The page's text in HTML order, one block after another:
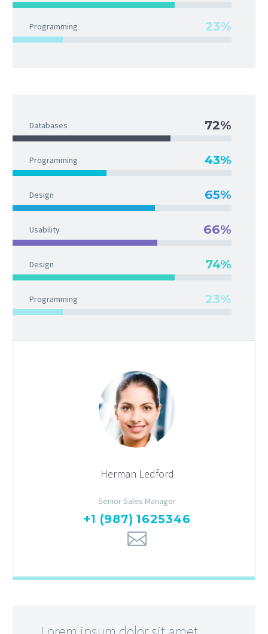
Programming 23%
Databases 72%
Programming 43%
Design 65%
Usability 66%
Design 74%
Programming 23%
Herman Ledford
Senior Sales Manager
+1 (987) 1625346